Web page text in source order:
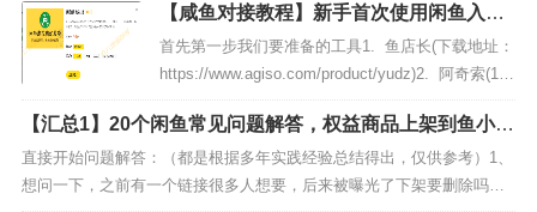
枝，在你的个人主页那边会出现：“邀你开通鱼小
铺，卖宝贝更高效”的大门（如下图），点进去就可
以按要求开通店铺了。【至于鱼小铺开通有什么用
处自己去搜索，本篇教程不做阐述，只...
【咸鱼对接教程】新手首次使用闲鱼入门
教程（无鱼小铺时自动充值方法）
首先第一步我们要准备的工具1. 鱼店长(下载地址：
https://www.agiso.com/product/yudz)2. 阿奇索(1个
月30、3个月63、6个月115、12个月138) 建议首次
买1个月或先领取免费试用7天3. 91卡券(免费) 阿奇
索跟91是...
【汇总1】20个闲鱼常见问题解答，权益商品上架到鱼小铺
后常见问题集锦
直接开始问题解答：（都是根据多年实践经验总结得出，仅供参考）1、
想问一下，之前有一个链接很多人想要，后来被曝光了下架要删除吗？